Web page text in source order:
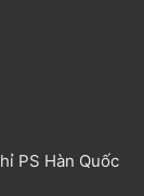
PS Hàn Quốc